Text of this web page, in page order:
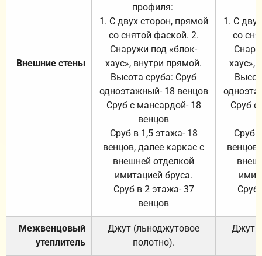
Внешние стены
профиля:
1. С двух сторон, прямой
со снятой фаской. 2.
Снаружи под «блок-
хаус», внутри прямой.
Высота сруба: Сруб
одноэтажный- 18 венцов
Сруб с мансардой- 18
венцов
Сруб в 1,5 этажа- 18
венцов, далее каркас с
внешней отделкой
имитацией бруса.
Сруб в 2 этажа- 37
венцов
1. С
со
хаус»,
Сруб с
Сруб
Сруб
Межвенцовый
утеплитель
Джут (льноджутовое
полотно).
Джут